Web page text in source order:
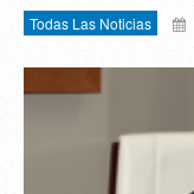
Todas Las Noticias